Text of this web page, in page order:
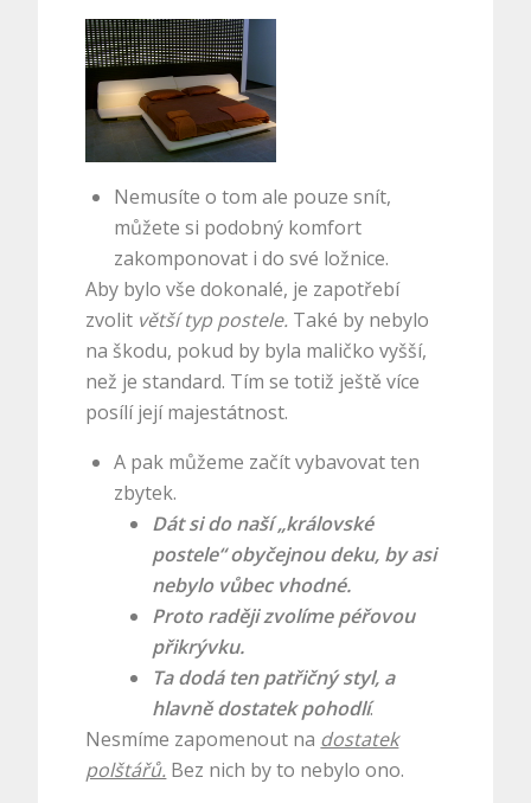
Nemusíte o tom ale pouze snít,
můžete si podobný komfort
zakomponovat i do své ložnice.
Aby bylo vše dokonalé, je zapotřebí
zvolit větší typ postele. Také by nebylo
na škodu, pokud by byla maličko vyšší,
než je standard. Tím se totiž ještě více
posílí její majestátnost.
A pak můžeme začít vybavovat ten
zbytek.
Dát si do naší „královské
postele“ obyčejnou deku, by asi
nebylo vůbec vhodné.
Proto raději zvolíme péřovou
přikrývku.
Ta dodá ten patřičný styl, a
hlavně dostatek pohodlí.
Nesmíme zapomenout na dostatek
polštářů. Bez nich by to nebylo ono.